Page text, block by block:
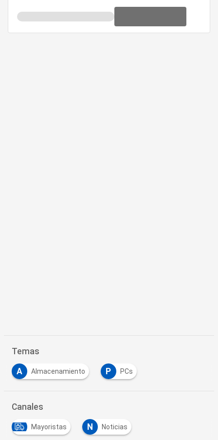
Temas
A Almacenamiento P PCs
Canales
Mayoristas N Noticias